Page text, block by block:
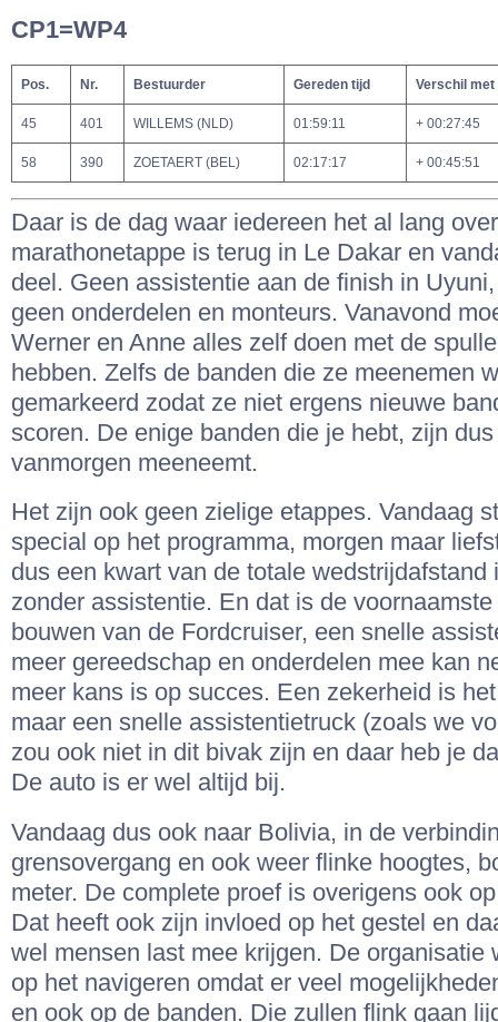
CP1=WP4
Pos. Nr. Bestuurder Gereden tijd Verschil met
45 401 WILLEMS (NLD) 01:59:11 + 00:27:45
58 390 ZOETAERT (BEL) 02:17:17 + 00:45:51
Daar is de dag waar iedereen het al lang
marathonetappe is terug in Le Dakar en
deel. Geen assistentie aan de finish in
geen onderdelen en monteurs. Vanavond
Werner en Anne alles zelf doen met de
hebben. Zelfs de banden die ze meenemen
gemarkeerd zodat ze niet ergens nieuwe
scoren. De enige banden die je hebt, zijn
vanmorgen meeneemt.
Het zijn ook geen zielige etappes. Vandaag
special op het programma, morgen maar
dus een kwart van de totale wedstrijdafstand
zonder assistentie. En dat is de
bouwen van de Fordcruiser, een snelle
meer gereedschap en onderdelen mee kan
meer kans is op succes. Een zekerheid is
maar een snelle assistentietruck (zoals we
zou ook niet in dit bivak zijn en daar heb je
De auto is er wel altijd bij.
Vandaag dus ook naar Bolivia, in de
grensovergang en ook weer flinke hoogtes,
meter. De complete proef is overigens ook
Dat heeft ook zijn invloed op het gestel en
wel mensen last mee krijgen. De organisatie
op het navigeren omdat er veel
en ook op de banden. Die zullen flink gaan